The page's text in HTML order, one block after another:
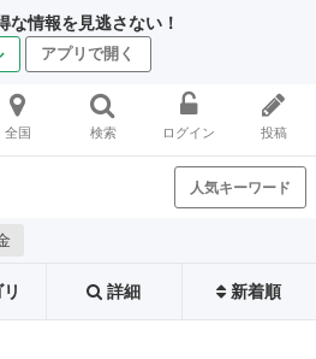
な情報を見逃さない！
アプリで開く
全国 検索 ログイン 投稿
人気キーワード
詳細 新着順